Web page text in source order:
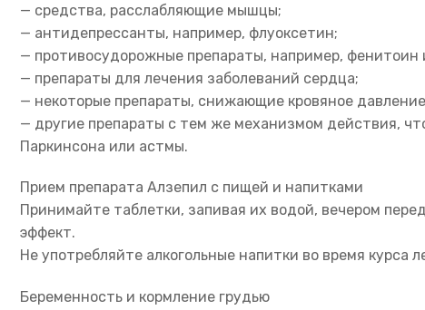
— средства, расслабляющие мышцы;
— антидепрессанты, например, флуоксетин;
— противосудорожные препараты, например, фенитоин
— препараты для лечения заболеваний сердца;
— некоторые препараты, снижающие кровяное
— другие препараты с тем же механизмом действия,
Паркинсона или астмы.
Прием препарата Алзепил с пищей и напитками
Принимайте таблетки, запивая их водой, вечером
эффект.
Не употребляйте алкогольные напитки во время курса
Беременность и кормление грудью